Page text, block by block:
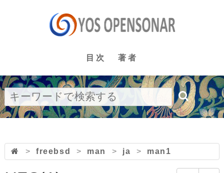
目次 著者
> freebsd > man > ja > man1